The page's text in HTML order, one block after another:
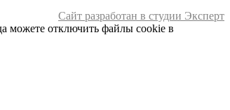
Сайт разработан в студии Эксперт
можете отключить файлы cookie в